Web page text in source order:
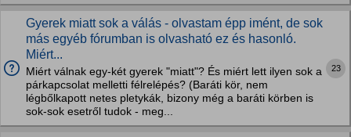
Gyerek miatt sok a válás - olvastam épp imént, de sok
más egyéb fórumban is olvasható ez és hasonló.
Miért...
Miért válnak egy-két gyerek "miatt"? És miért lett ilyen sok a
párkapcsolat melletti félrelépés? (Baráti kör, nem
légbőlkapott netes pletykák, bizony még a baráti körben is
sok-sok esetről tudok - meg...
23